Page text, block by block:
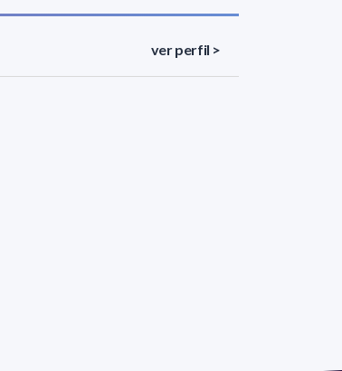
ver perfil >